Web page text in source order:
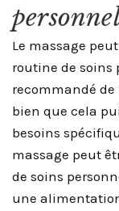
Le massage
routine de soins
recommandé de
bien que cela
besoins
massage peut
de soins
une